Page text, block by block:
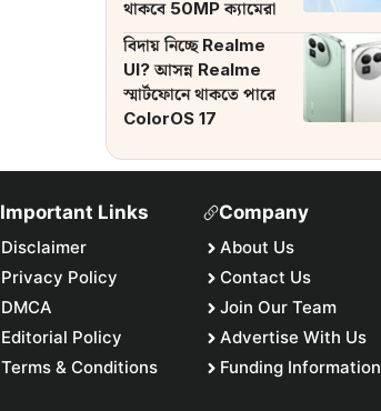
থাকবে 50MP ক্যামেরা
বিদায় নিচ্ছে Realme
UI? আসন্ন Realme
স্মার্টফোনে থাকতে পারে
ColorOS 17
Important Links
Disclaimer
Privacy Policy
DMCA
Editorial Policy
Terms & Conditions
Company
About Us
Contact Us
Join Our Team
Advertise With Us
Funding Information